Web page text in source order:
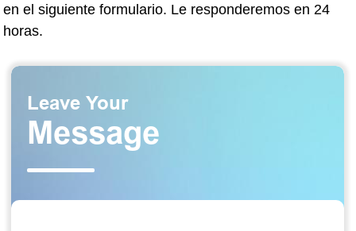
en el siguiente formulario. Le responderemos en 24
horas.